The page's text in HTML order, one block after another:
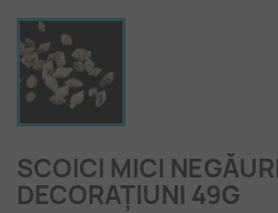
SCOICI MICI
DECORAȚIUNI 49G